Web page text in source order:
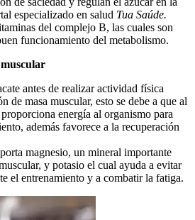
especializado en salud Tua Saúde.
del complejo B, las cuales son
funcionamiento del metabolismo.
antes de realizar actividad física
de masa muscular, esto se debe a que al
energía al organismo para
además favorece a la recuperación
magnesio, un mineral importante
y potasio el cual ayuda a evitar
el entrenamiento y a combatir la fatiga.